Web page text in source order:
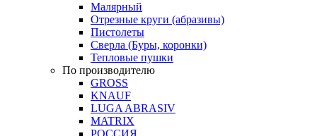
Малярный
Отрезные круги (абразивы)
Пистолеты
Сверла (Буры, коронки)
Тепловые пушки
По производителю
GROSS
KNAUF
LUGA ABRASIV
MATRIX
РОССИЯ